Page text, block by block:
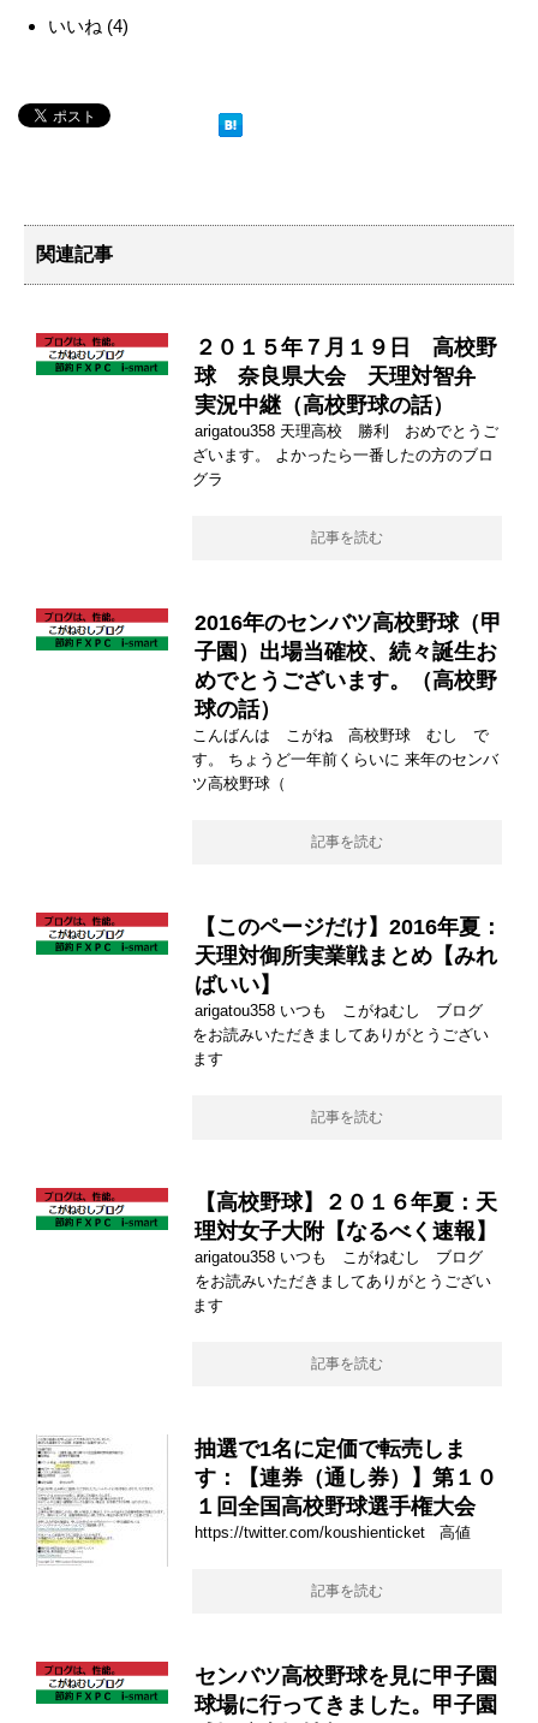
いいね (4)
関連記事
２０１５年７月１９日 高校野
球 奈良県大会 天理対智弁
実況中継（高校野球の話）
arigatou358 天理高校 勝利 おめでとうご
ざいます。 よかったら一番したの方のブロ
グラ
記事を読む
2016年のセンバツ高校野球（甲
子園）出場当確校、続々誕生お
めでとうございます。（高校野
球の話）
こんばんは こがね 高校野球 むし で
す。 ちょうど一年前くらいに 来年のセンバ
ツ高校野球（
記事を読む
【このページだけ】2016年夏：
天理対御所実業戦まとめ【みれ
ばいい】
arigatou358 いつも こがねむし ブログ
をお読みいただきましてありがとうござい
ます
記事を読む
【高校野球】２０１６年夏：天
理対女子大附【なるべく速報】
arigatou358 いつも こがねむし ブログ
をお読みいただきましてありがとうござい
ます
記事を読む
抽選で1名に定価で転売しま
す：【連券（通し券）】第１０
１回全国高校野球選手権大会
https://twitter.com/koushienticket 高値
記事を読む
センバツ高校野球を見に甲子園
球場に行ってきました。甲子園